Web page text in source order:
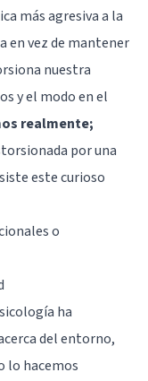
más agresiva a la
en vez de mantener
nuestra
y el modo en el
realmente;
por una
este curioso
o
ha
del entorno,
lo hacemos